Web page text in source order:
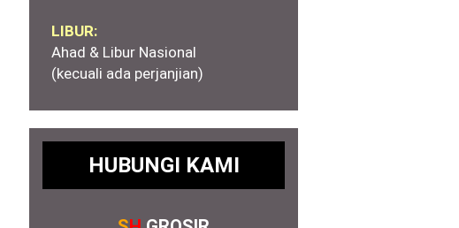
LIBUR:
Ahad & Libur Nasional
(kecuali ada perjanjian)
HUBUNGI KAMI